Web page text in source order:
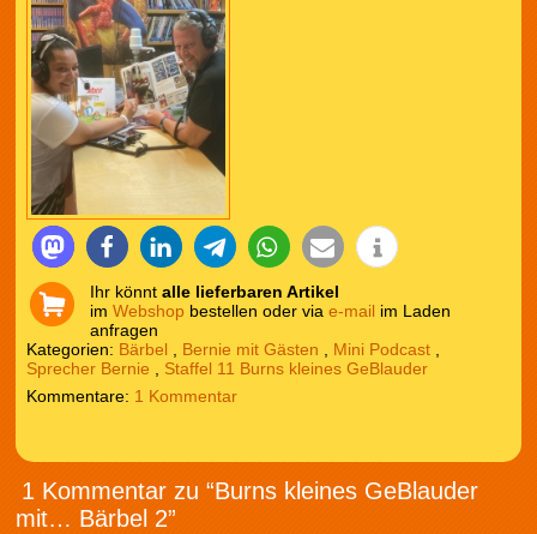
Ihr könnt alle lieferbaren Artikel
im Webshop bestellen oder via e-mail im Laden
anfragen
Kategorien: Bärbel Bernie mit Gästen Mini Podcast,
Sprecher Bernie
Staffel 11 Burns kleines GeBlauder
1 Kommentar
1 Kommentar zu “Burns kleines GeBlauder
mit… Bärbel 2”